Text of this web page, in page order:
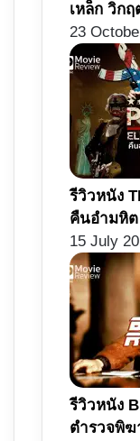
เหล็ก วิก
23
รีวิวหนัง
คืนอำมหิต
15 July
รีวิวหนัง
ตำรวจพิ